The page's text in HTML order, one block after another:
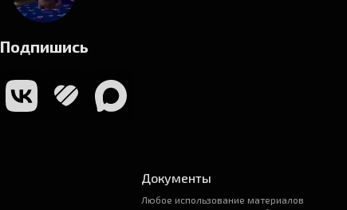
Подпишись
Документы
Любое использование материалов